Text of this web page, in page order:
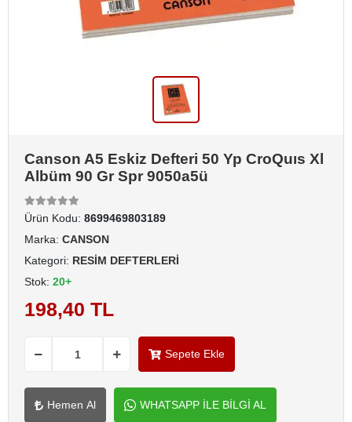
Canson A5 Eskiz Defteri 50 Yp CroQuıs Xl
Albüm 90 Gr Spr 9050a5ü
Ürün Kodu: 8699469803189
Marka: CANSON
Kategori: RESİM DEFTERLERİ
Stok: 20+
198,40 TL
Sepete Ekle
Hemen Al WHATSAPP İLE BİLGİ AL